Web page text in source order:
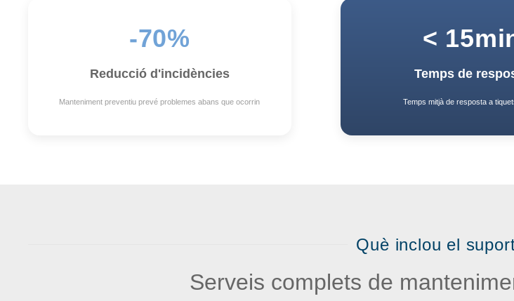
-70%
Reducció d'incidències
Manteniment preventiu prevé problemes abans que ocorrin
<
Temps de
Temps mitjà de resposta a
Què inclou el
Serveis complets de